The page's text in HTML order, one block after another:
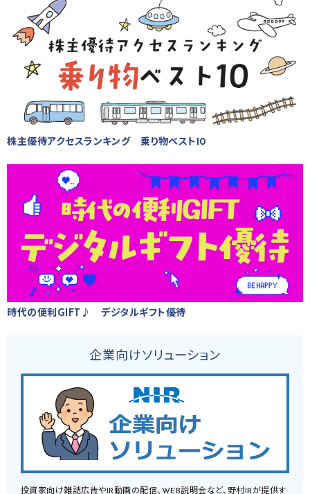
株主優待アクセスランキング 乗り物ベスト10
時代の便利GIFT♪ デジタルギフト優待
企業向けソリューション
投資家向け雑誌広告やIR動画の配信、WEB説明会など、野村IRが提供す